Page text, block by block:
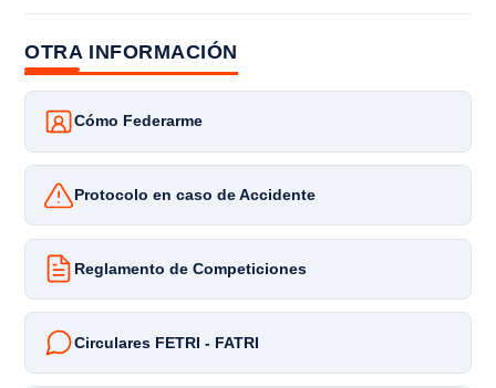
OTRA INFORMACIÓN
Cómo Federarme
Protocolo en caso de Accidente
Reglamento de Competiciones
Circulares FETRI - FATRI